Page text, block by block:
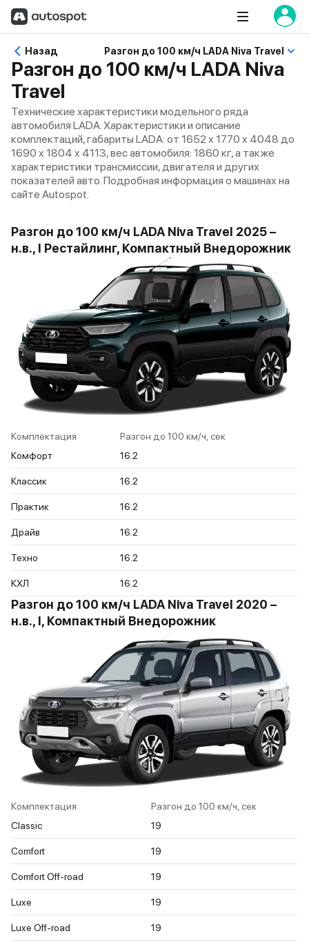
Назад Разгон до 100 км/ч LADA Niva Travel
Разгон до 100 км/ч LADA Niva
Travel
Технические характеристики модельного ряда
автомобиля LADA. Характеристики и описание
комплектаций, габариты LADA: от 1652 x 1770 x 4048 до
1690 x 1804 x 4113, вес автомобиля: 1860 кг, а также
характеристики трансмиссии, двигателя и других
показателей авто. Подробная информация о машинах на
сайте Autospot.
Разгон до 100 км/ч LADA Niva Travel 2025 –
н.в., I Рестайлинг, Компактный Внедорожник
Комплектация
Разгон до 100 км/ч, сек
Комфорт
16.2
Классик 16.2
Практик 16.2
Драйв 16.2
Техно 16.2
КХЛ 16.2
Разгон до 100 км/ч LADA Niva Travel 2020 –
н.в., I, Компактный Внедорожник
Комплектация
Разгон до 100 км/ч, сек
Classic
19
Comfort 19
Comfort Off-road 19
Luxe 19
Luxe Off-road 19